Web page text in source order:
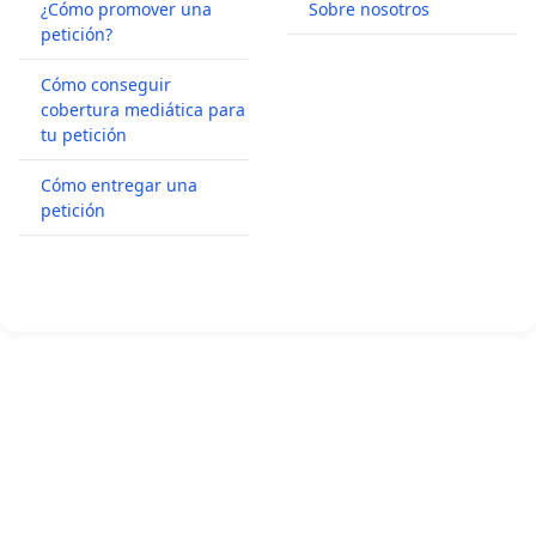
¿Cómo promover una
petición?
Cómo conseguir
cobertura mediática para
tu petición
Cómo entregar una
petición
Sobre nosotros